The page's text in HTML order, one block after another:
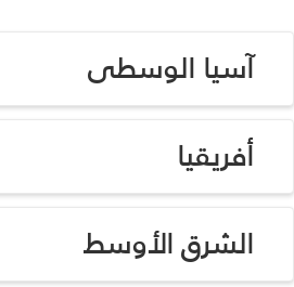
آسيا الوسطى
أفريقيا
الشرق الأوسط